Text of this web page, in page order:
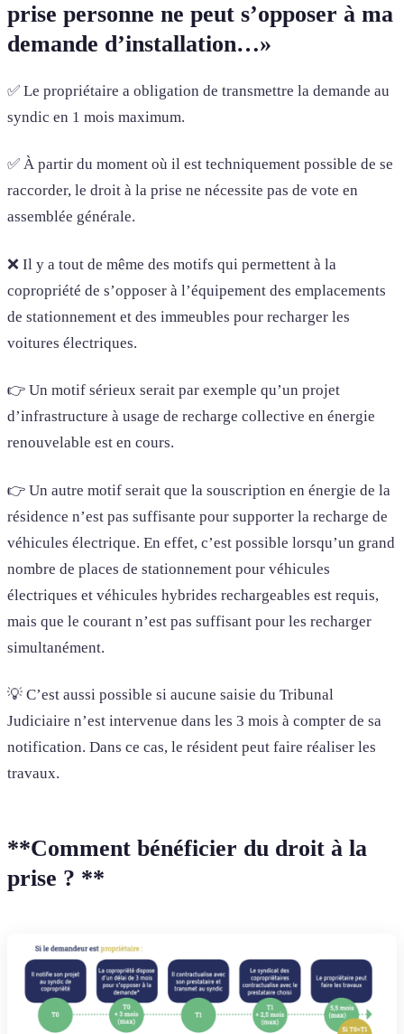
prise personne ne peut s’opposer à ma
demande d’installation…»
✅ Le propriétaire a obligation de transmettre la demande au
syndic en 1 mois maximum.
✅ À partir du moment où il est techniquement possible de se
raccorder, le droit à la prise ne nécessite pas de vote en
assemblée générale.
❌ Il y a tout de même des motifs qui permettent à la
copropriété de s’opposer à l’équipement des emplacements
de stationnement et des immeubles pour recharger les
voitures électriques.
👉 Un motif sérieux serait par exemple qu’un projet
d’infrastructure à usage de recharge collective en énergie
renouvelable est en cours.
👉 Un autre motif serait que la souscription en énergie de la
résidence n’est pas suffisante pour supporter la recharge de
véhicules électrique. En effet, c’est possible lorsqu’un grand
nombre de places de stationnement pour véhicules
électriques et véhicules hybrides rechargeables est requis,
mais que le courant n’est pas suffisant pour les recharger
simultanément.
💡 C’est aussi possible si aucune saisie du Tribunal
Judiciaire n’est intervenue dans les 3 mois à compter de sa
notification. Dans ce cas, le résident peut faire réaliser les
travaux.
**Comment bénéficier du droit à la
prise ? **